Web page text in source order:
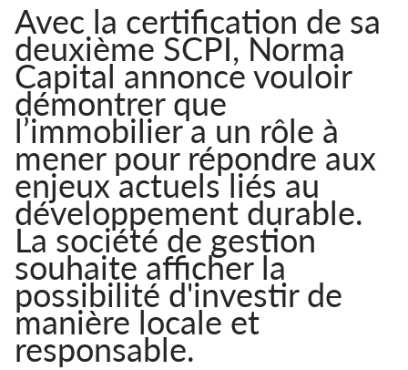
Avec la certification de sa
deuxième SCPI, Norma
Capital annonce vouloir
démontrer que
l’immobilier a un rôle à
mener pour répondre aux
enjeux actuels liés au
développement durable.
La société de gestion
souhaite afficher la
possibilité d'investir de
manière locale et
responsable.